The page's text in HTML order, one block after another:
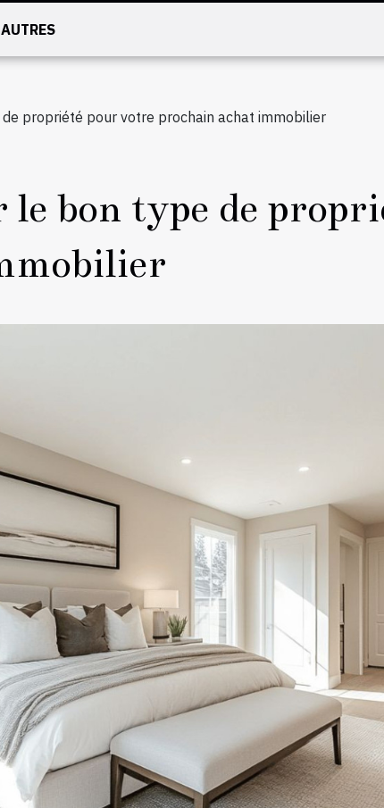
AUTRES
propriété pour votre prochain achat immobilier
bon type de